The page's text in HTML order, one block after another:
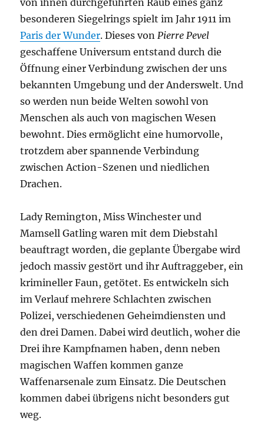
besonderen Siegelrings spielt im Jahr 1911 im
Paris der Wunder. Dieses von Pierre Pevel
geschaffene Universum entstand durch die
Öffnung einer Verbindung zwischen der uns
bekannten Umgebung und der Anderswelt. Und
so werden nun beide Welten sowohl von
Menschen als auch von magischen Wesen
bewohnt. Dies ermöglicht eine humorvolle,
trotzdem aber spannende Verbindung
zwischen Action-Szenen und niedlichen
Drachen.
Lady Remington, Miss Winchester und
Mamsell Gatling waren mit dem Diebstahl
beauftragt worden, die geplante Übergabe wird
jedoch massiv gestört und ihr Auftraggeber, ein
krimineller Faun, getötet. Es entwickeln sich
im Verlauf mehrere Schlachten zwischen
Polizei, verschiedenen Geheimdiensten und
den drei Damen. Dabei wird deutlich, woher die
Drei ihre Kampfnamen haben, denn neben
magischen Waffen kommen ganze
Waffenarsenale zum Einsatz. Die Deutschen
kommen dabei übrigens nicht besonders gut
weg.